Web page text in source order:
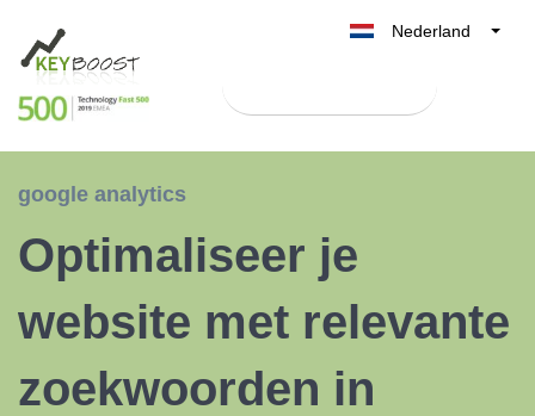
Nederland
België
google analytics
Optimaliseer je
website met relevante
zoekwoorden in